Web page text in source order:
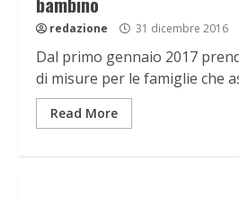
redazione 31 dicembre 2016
Dal primo gennaio 2017
di misure per le famiglie che
Read More